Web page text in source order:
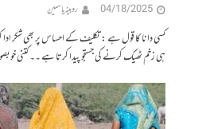
04/18/2025 روبینہ یاسمین
کسی دانا کا قول ہے : تکلیف کے احساس پر بھی شکر ادا
ہی زخم ٹھیک کرنے کی جستجو پیدا کرتا ہے ۔۔